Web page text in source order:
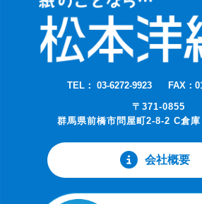
TEL： 03-6272-9923
FAX：
〒371-0855
群馬県前橋市問屋町2-8-2 C倉庫
会社概要